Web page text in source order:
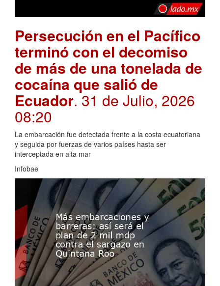
Persecución en el Pacífico
terminó con el decomiso
de más de una tonelada de
cocaína que salió de
Ecuador. 31 de Julio, 2026
08:20
La embarcación fue detectada frente a la costa ecuatoriana
y seguida por fuerzas de varios países hasta ser
interceptada en alta mar
Infobae